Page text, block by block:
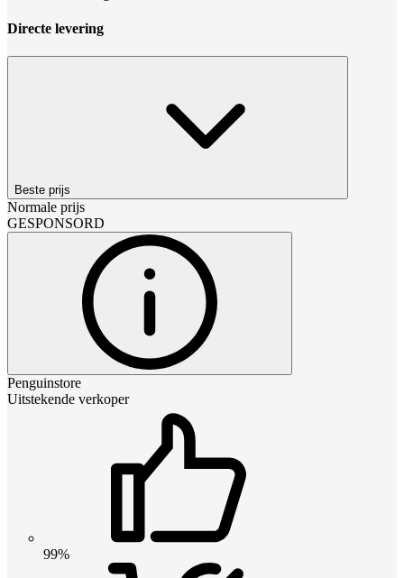
Directe levering
Beste prijs
Normale prijs
GESPONSORD
Penguinstore
Uitstekende verkoper
99%